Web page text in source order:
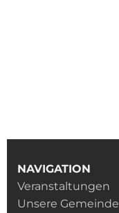
NAVIGATION
Veranstaltungen
Unsere Gemeinde